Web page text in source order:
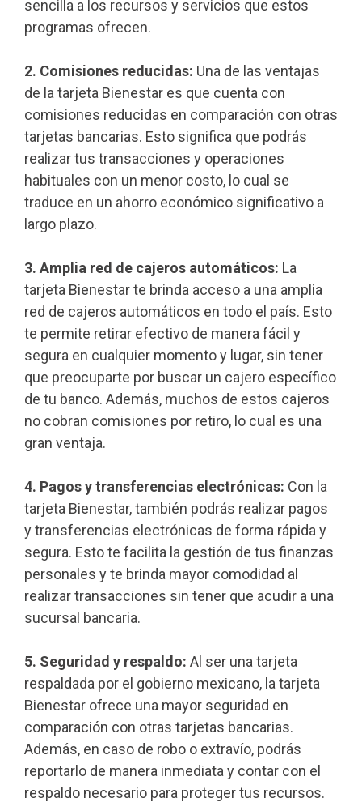
sencilla a los recursos y servicios que estos
programas ofrecen.
2. Comisiones reducidas: Una de las ventajas
de la tarjeta Bienestar es que cuenta con
comisiones reducidas en comparación con otras
tarjetas bancarias. Esto significa que podrás
realizar tus transacciones y operaciones
habituales con un menor costo, lo cual se
traduce en un ahorro económico significativo a
largo plazo.
3. Amplia red de cajeros automáticos: La
tarjeta Bienestar te brinda acceso a una amplia
red de cajeros automáticos en todo el país. Esto
te permite retirar efectivo de manera fácil y
segura en cualquier momento y lugar, sin tener
que preocuparte por buscar un cajero específico
de tu banco. Además, muchos de estos cajeros
no cobran comisiones por retiro, lo cual es una
gran ventaja.
4. Pagos y transferencias electrónicas: Con la
tarjeta Bienestar, también podrás realizar pagos
y transferencias electrónicas de forma rápida y
segura. Esto te facilita la gestión de tus finanzas
personales y te brinda mayor comodidad al
realizar transacciones sin tener que acudir a una
sucursal bancaria.
5. Seguridad y respaldo: Al ser una tarjeta
respaldada por el gobierno mexicano, la tarjeta
Bienestar ofrece una mayor seguridad en
comparación con otras tarjetas bancarias.
Además, en caso de robo o extravío, podrás
reportarlo de manera inmediata y contar con el
respaldo necesario para proteger tus recursos.